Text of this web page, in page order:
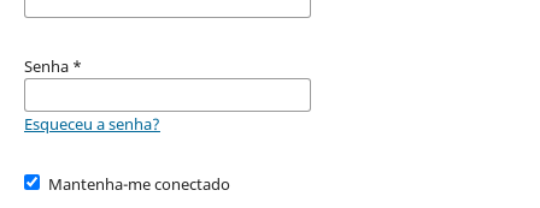
Senha *
Esqueceu a senha?
Mantenha-me conectado